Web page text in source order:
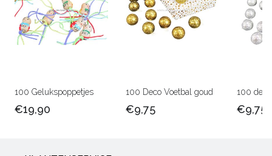
100 Gelukspoppetjes
€19,90
100 Deco Voetbal goud
€9,75
100
€9,75